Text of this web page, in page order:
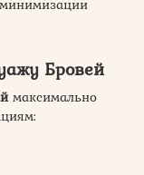
Бровей
максимально